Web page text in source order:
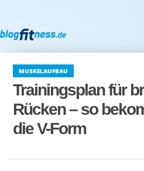
MUSKELAUFBAU
Trainingsplan für
Rücken – so
die V-Form